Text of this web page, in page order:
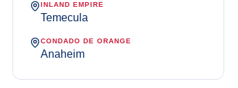
INLAND EMPIRE
Temecula
CONDADO DE ORANGE
Anaheim